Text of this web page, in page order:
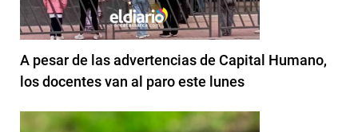
A pesar de las advertencias de Capital Humano,
los docentes van al paro este lunes